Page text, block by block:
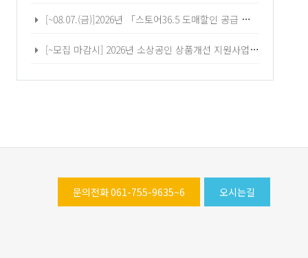
[~08.07.(금)]2026년 「스토어36.5 도매할인 공급 프로모션(2차)」 참여기업 모집공고
[~모집 마감시] 2026년 소상공인 상품개선 지원사업 모집공고
문의전화 061-755-9635~6 오시는길